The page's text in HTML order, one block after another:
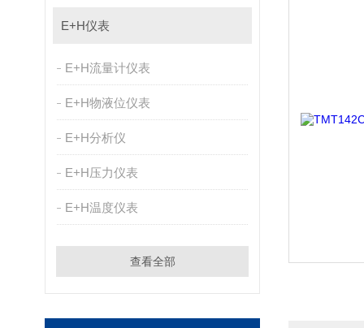
E+H仪表
E+H流量计仪表
E+H物液位仪表
E+H分析仪
E+H压力仪表
E+H温度仪表
查看全部